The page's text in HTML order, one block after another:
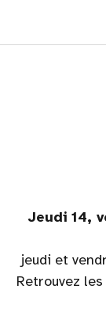
Jeudi 14,
jeudi et
Retrouvez